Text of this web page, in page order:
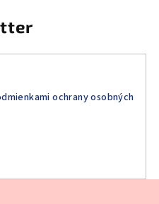
ochrany osobných